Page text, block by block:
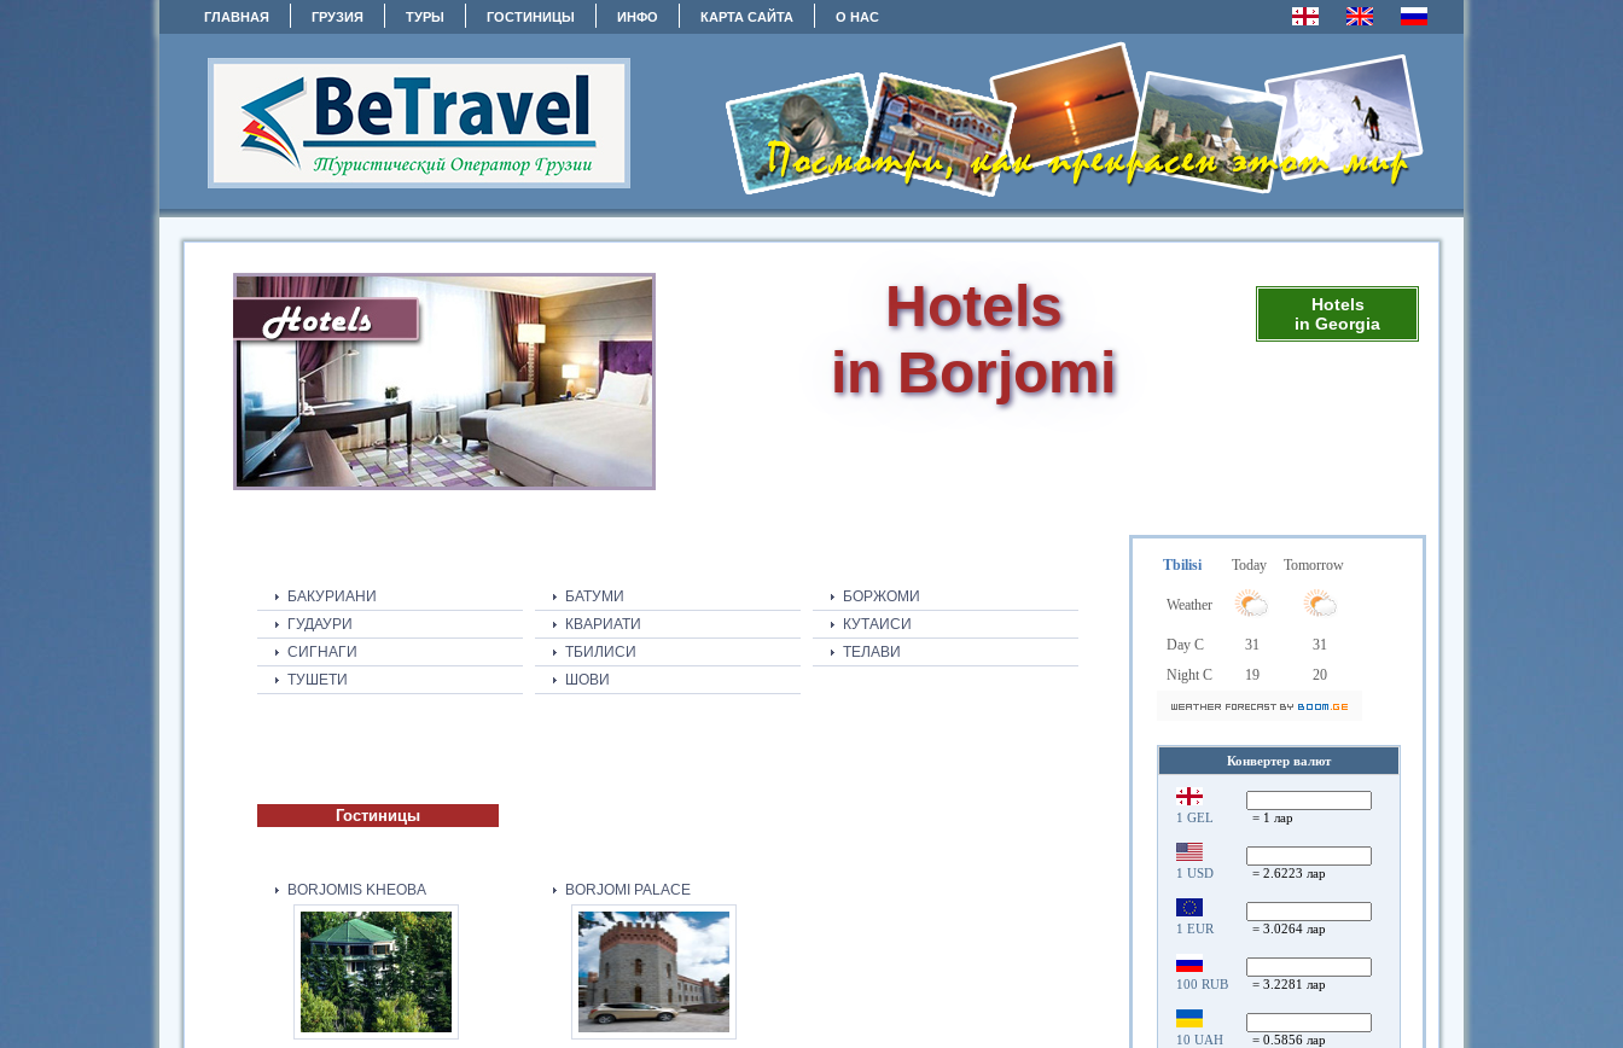
ГЛАВНАЯ ГРУЗИЯ ТУРЫ ГОСТИНИЦЫ ИНФО КАРТА САЙТА О НАС
Hotels
in Georgia
Hotels
in Borjomi
БАКУРИАНИ БАТУМИ
БОРЖОМИ
ГУДАУРИ
КВАРИАТИ
КУТАИСИ
СИГНАГИ
ТБИЛИСИ
ТЕЛАВИ
ТУШЕТИ
ШОВИ
Tbilisi Today Tomorrow
Weather
Day C 31
31
Night C
19 20
Конвертер валют
1 GEL = 1 лар
1 USD = 2.6223 лар
1 EUR = 3.0264 лар
100 RUB = 3.2281 лар
10 UAH = 0.5856 лар
Гостиницы
BORJOMIS KHEOBA BORJOMI PALACE